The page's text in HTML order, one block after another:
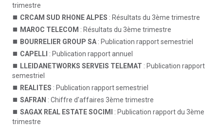
trimestre
CRCAM SUD RHONE ALPES : Résultats du 3ème trimestre
MAROC TELECOM : Résultats du 3ème trimestre
BOURRELIER GROUP SA : Publication rapport semestriel
CAPELLI : Publication rapport annuel
LLEIDANETWORKS SERVEIS TELEMAT : Publication rapport
semestriel
REALITES : Publication rapport semestriel
SAFRAN : Chiffre d'affaires 3ème trimestre
SAGAX REAL ESTATE SOCIMI
: Publication rapport du 3ème
trimestre